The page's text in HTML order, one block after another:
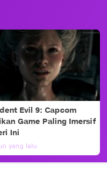
Evil 9: Capcom
Game Paling Imersif
Ini
yang lalu